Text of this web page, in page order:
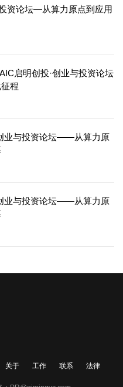
资论坛—从算力原点到应用
启明创投·创业与投资论坛
程
业与投资论坛——从算力原
业与投资论坛——从算力原
关于 工作 联系 法律